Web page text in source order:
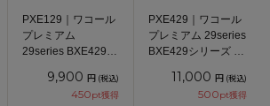
PXE129｜ワコール
プレミアム
29series BXE429シ
ドショーツ バック
レース M/L
9,900 円 (税込)
450pt獲得
PXE429｜ワコール
プレミアム 29series
BXE429シリーズ Ｔ
11,000 円 (税込)
500pt獲得